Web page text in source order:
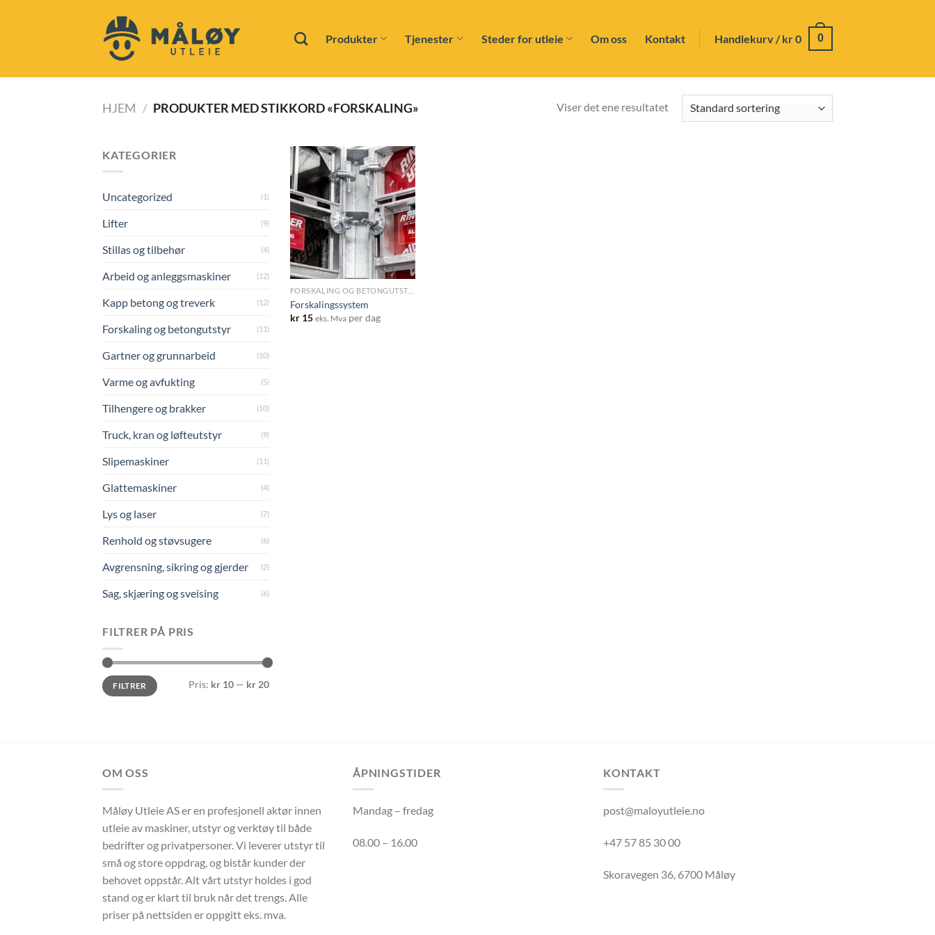
Produkter Tjenester Steder for utleie Om oss Kontakt Handlekurv /kr0 0
HJEM / PRODUKTER MED STIKKORD «FORSKALING» Viser det ene resultatet
KATEGORIER
Uncategorized (1)
Lifter (9)
Stillas og tilbehør (4)
Arbeid og anleggsmaskiner (12)
Kapp betong og treverk (12)
Forskaling og betongutstyr (11)
Gartner og grunnarbeid (10)
Varme og avfukting (5)
Tilhengere og brakker (10)
Truck, kran og løfteutstyr (9)
Slipemaskiner (11)
Glattemaskiner (4)
Lys og laser (7)
Renhold og støvsugere (6)
Avgrensning, sikring og gjerder (2)
Sag, skjæring og sveising (6)
FILTRER PÅ PRIS
Min.
pris
Makspris
FILTRER Pris: kr 10 — kr 20
Add to
wishlist
FORSKALING OG BETONGUTSTYR
Forskalingssystem
kr15 eks. Mvaper dag
OM OSS
Måløy Utleie AS er en profesjonell aktør innen
utleie av maskiner, utstyr og verktøy til både
bedrifter og privatpersoner. Vi leverer utstyr til
små og store oppdrag, og bistår kunder der
behovet oppstår. Alt vårt utstyr holdes i god
stand og er klart til bruk når det trengs. Alle
priser på nettsiden er oppgitt eks. mva.
ÅPNINGSTIDER
Mandag – fredag
08.00 – 16.00
KONTAKT
post@maloyutleie.no
+47 57 85 30 00
Skoravegen 36, 6700 Måløy